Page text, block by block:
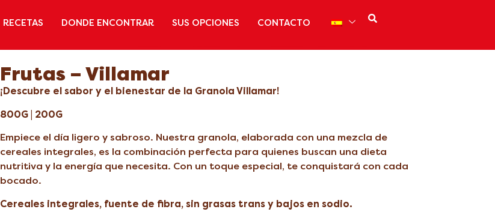
RECETAS DONDE ENCONTRAR SUS OPCIONES CONTACTO
Frutas – Villamar
¡Descubre el sabor y el bienestar de la Granola Villamar!
800G | 200G
Empiece el día ligero y sabroso. Nuestra granola, elaborada con una mezcla de
cereales integrales, es la combinación perfecta para quienes buscan una dieta
nutritiva y la energía que necesita. Con un toque especial, te conquistará con cada
bocado.
Cereales integrales, fuente de fibra, sin grasas trans y bajos en sodio.